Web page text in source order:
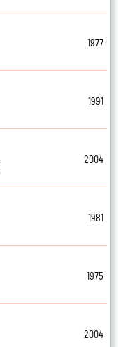
1977
1991
2004
1981
1975
2004